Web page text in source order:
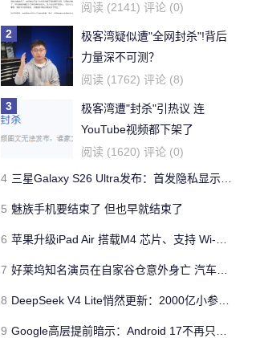
阅读 (2141) 评论 (0)
2
极客湾疑似遭"全网封杀"!背后
力量深不可测？
阅读 (1762) 评论 (8)
3
极客湾遭"封杀"引热议 连
YouTube视频都下架了
阅读 (1620) 评论 (0)
4 三星Galaxy S26 Ultra发布：首发隐私显示屏、骁龙 8 Elite Gen 5与60W闪充
5 魅族手机要结束了 但也早就结束了
6 苹果升级iPad Air 搭载M4 芯片、支持 Wi‑Fi 7 售价不变
7 好莱坞知名演员在自家谷仓意外身亡 汽车搭电时突然自燃
8 DeepSeek V4 Lite悄然更新：2000亿小参数性能逼近美国顶流
9 Google高层提前暗示：Android 17不再只是操作系统